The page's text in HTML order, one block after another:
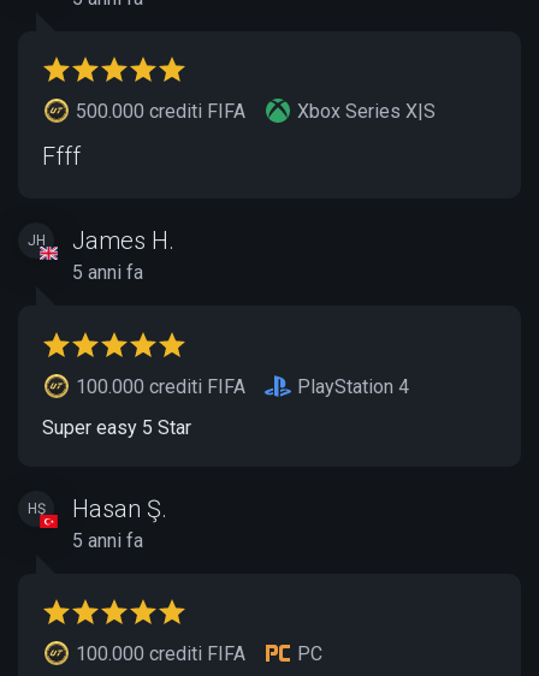
500.000 crediti FIFA Xbox Series X|S
Ffff
JH James H.
5 anni fa
100.000 crediti FIFA
PlayStation 4
Super easy 5 Star
HŞ Hasan Ş.
5 anni fa
100.000 crediti FIFA PC